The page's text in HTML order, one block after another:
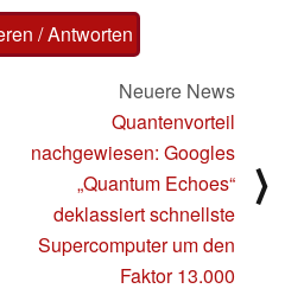
/ Antworten
Neuere News
Quantenvorteil
nachgewiesen: Googles
„Quantum Echoes“
deklassiert schnellste
Supercomputer um den
Faktor 13.000
⟩